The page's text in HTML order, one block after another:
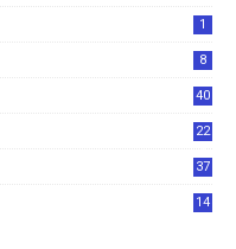
1
8
40
22
37
14